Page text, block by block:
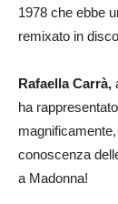
1978 che ebbe
remixato in
Rafaella Carrà,
ha
conoscenza
a Madonna!